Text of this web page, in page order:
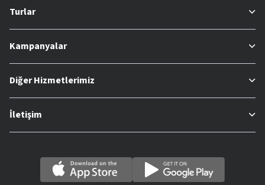
Turlar
Kampanyalar
Diğer Hizmetlerimiz
İletişim